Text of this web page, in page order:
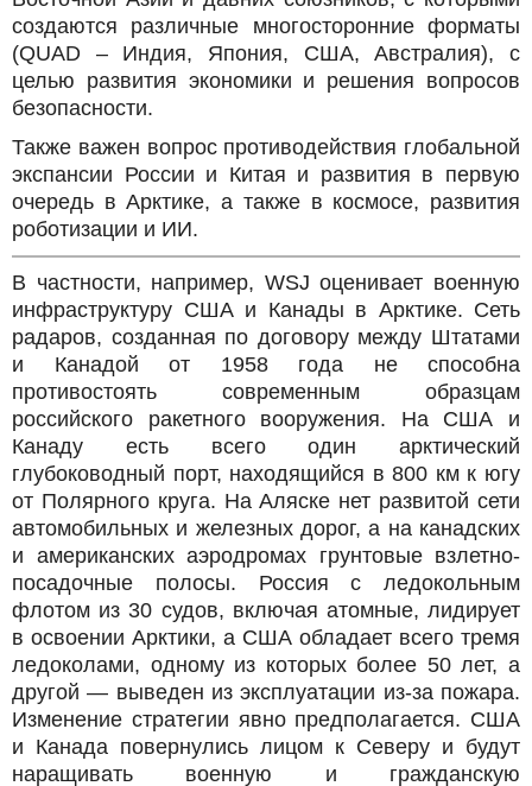
создаются различные многосторонние форматы
(QUAD – Индия, Япония, США, Австралия), с
целью развития экономики и решения вопросов
безопасности.
Также важен вопрос противодействия глобальной
экспансии России и Китая и развития в первую
очередь в Арктике, а также в космосе, развития
роботизации и ИИ.
В частности, например, WSJ оценивает военную
инфраструктуру США и Канады в Арктике. Сеть
радаров, созданная по договору между Штатами
и Канадой от 1958 года не способна
противостоять современным образцам
российского ракетного вооружения. На США и
Канаду есть всего один арктический
глубоководный порт, находящийся в 800 км к югу
от Полярного круга. На Аляске нет развитой сети
автомобильных и железных дорог, а на канадских
и американских аэродромах грунтовые взлетно-
посадочные полосы. Россия с ледокольным
флотом из 30 судов, включая атомные, лидирует
в освоении Арктики, а США обладает всего тремя
ледоколами, одному из которых более 50 лет, а
другой — выведен из эксплуатации из-за пожара.
Изменение стратегии явно предполагается. США
и Канада повернулись лицом к Северу и будут
наращивать военную и гражданскую